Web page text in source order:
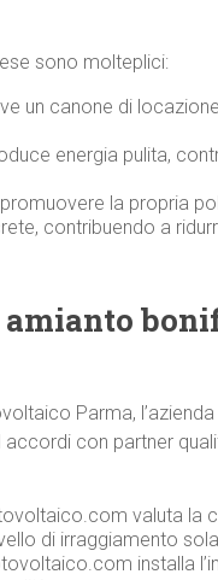
sono molteplici:
un canone di
energia pulita,
promuovere la propria
contribuendo a
Parma,
con partner
valuta la
di irraggiamento
installa